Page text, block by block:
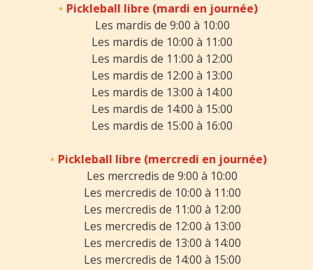
Pickleball libre (mardi en journée)
Les mardis de 9:00 à 10:00
Les mardis de 10:00 à 11:00
Les mardis de 11:00 à 12:00
Les mardis de 12:00 à 13:00
Les mardis de 13:00 à 14:00
Les mardis de 14:00 à 15:00
Les mardis de 15:00 à 16:00
Pickleball libre (mercredi en journée)
Les mercredis de 9:00 à 10:00
Les mercredis de 10:00 à 11:00
Les mercredis de 11:00 à 12:00
Les mercredis de 12:00 à 13:00
Les mercredis de 13:00 à 14:00
Les mercredis de 14:00 à 15:00